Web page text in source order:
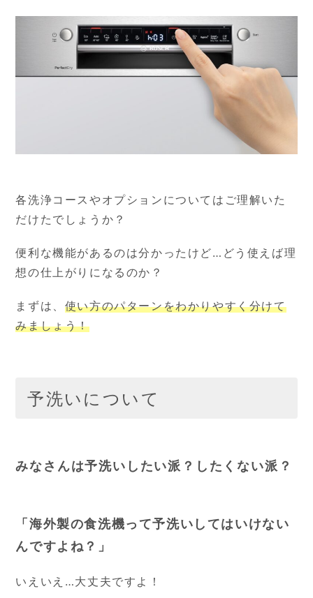
各洗浄コースやオプションについてはご理解いた
だけたでしょうか？
便利な機能があるのは分かったけど…どう使えば理
想の仕上がりになるのか？
まずは、 使い方のパターンをわかりやすく分けて
みましょう！
予洗いについて
みなさんは予洗いしたい派？したくない派？
「海外製の食洗機って予洗いしてはいけない
んですよね？」
いえいえ…大丈夫ですよ！